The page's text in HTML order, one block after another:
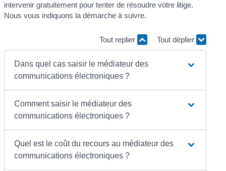
intervenir gratuitement pour tenter de résoudre votre litige.
Nous vous indiquons la démarche à suivre.
Tout replier Tout déplier
Dans quel cas saisir le médiateur des
communications électroniques ?
Comment saisir le médiateur des
communications électroniques ?
Quel est le coût du recours au médiateur des
communications électroniques ?